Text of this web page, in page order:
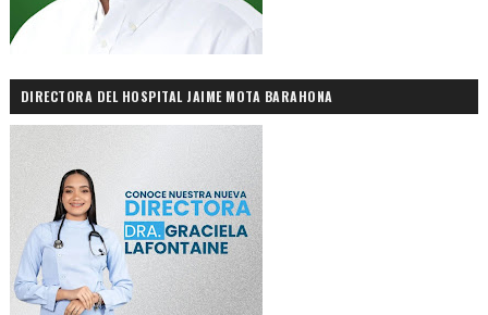
DIRECTORA DEL HOSPITAL JAIME MOTA BARAHONA